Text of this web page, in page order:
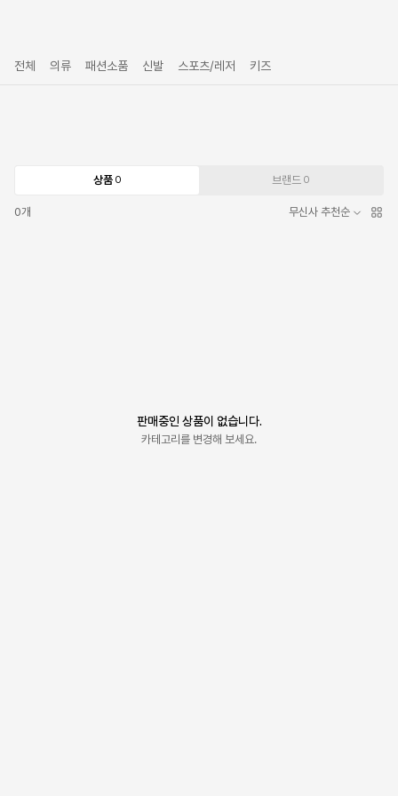
전체 의류 패션소품 신발 스포츠/레저 키즈
상품 0 브랜드 0
0개 무신사 추천순
판매중인 상품이 없습니다.
카테고리를 변경해 보세요.